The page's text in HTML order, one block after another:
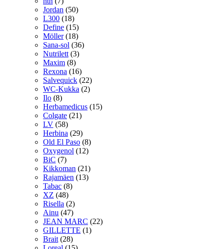
Jordan (50)
L300 (18)
Define (15)
Möller (18)
Sana-sol (36)
Nutrilett (3)
Maxim (8)
Rexona (16)
Salvequick (22)
WC-Kukka (2)
Ilo (8)
Herbamedicus (15)
Colgate (21)
LV (58)
Herbina (29)
Old El Paso (8)
Oxygenol (12)
BiC (7)
Kikkoman (21)
Rajamäen (13)
Tabac (8)
XZ (48)
Risella (2)
Ainu (47)
JEAN MARC (22)
GILLETTE (1)
Brait (28)